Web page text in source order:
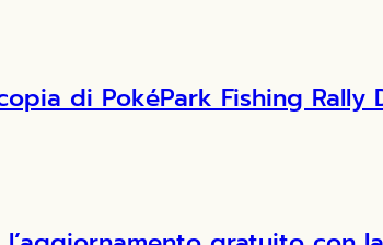
di PokéPark Fishing Rally